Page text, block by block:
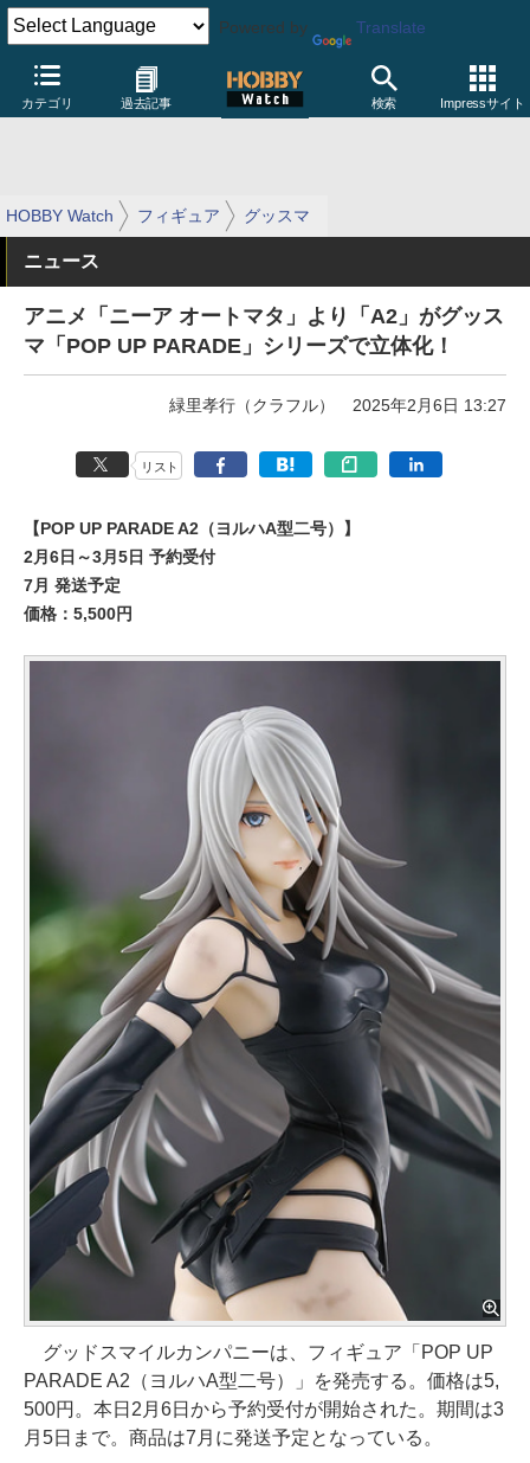
Powered by Translate
カテゴリ 過去記事 検索 Impressサイト
HOBBY Watch フィギュア グッスマ
ニュース
アニメ「ニーア オートマタ」より「A2」がグッス
マ「POP UP PARADE」シリーズで立体化！
緑里孝行（クラフル） 2025年2月6日 13:27
リスト
【POP UP PARADE A2（ヨルハA型二号）】
2月6日～3月5日 予約受付
7月 発送予定
価格：5,500円
グッドスマイルカンパニーは、フィギュア「POP UP
PARADE A2（ヨルハA型二号）」を発売する。価格は5,
500円。本日2月6日から予約受付が開始された。期間は3
月5日まで。商品は7月に発送予定となっている。